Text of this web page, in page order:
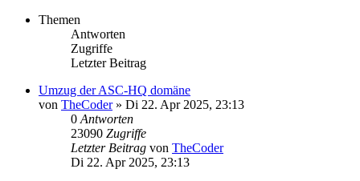
Themen
Antworten
Zugriffe
Letzter Beitrag
Umzug der ASC-HQ domäne
von TheCoder» Di 22. Apr 2025, 23:13
0 Antworten
23090 Zugriffe
Letzter Beitrag von TheCoder
Di 22. Apr 2025, 23:13